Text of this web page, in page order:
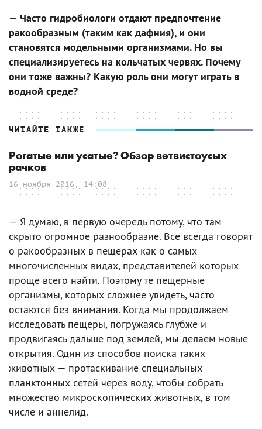
— Часто гидробиологи отдают предпочтение
ракообразным (таким как дафния), и они
становятся модельными организмами. Но вы
специализируетесь на кольчатых червях. Почему
они тоже важны? Какую роль они могут играть в
водной среде?
ЧИТАЙТЕ ТАКЖЕ
Рогатые или усатые? Обзор ветвистоусых
рачков
16 ноября 2016, 14:08
— Я думаю, в первую очередь потому, что там
скрыто огромное разнообразие. Все всегда говорят
о ракообразных в пещерах как о самых
многочисленных видах, представителей которых
проще всего найти. Поэтому те пещерные
организмы, которых сложнее увидеть, часто
остаются без внимания. Когда мы продолжаем
исследовать пещеры, погружаясь глубже и
продвигаясь дальше под землей, мы делаем новые
открытия. Один из способов поиска таких
животных — протаскивание специальных
планктонных сетей через воду, чтобы собрать
множество микроскопических животных, в том
числе и аннелид.